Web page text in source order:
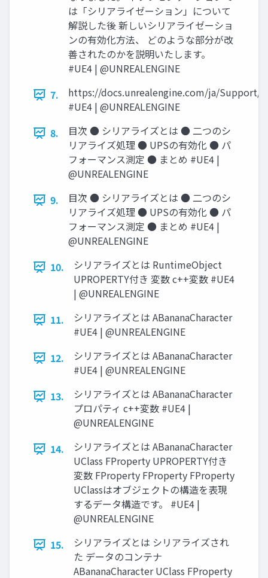
は「シリアライゼーション」について
解説した後 新しいシリアライゼーショ
ンの有効化方法、 どのような部分が改
善されたのかを説明いたします。
#UE4 | @UNREALENGINE
7.
https://docs.unrealengine.com/ja/Support/
#UE4 | @UNREALENGINE
8.
目次 ● シリアライズとは ● 二つのシ
リアライズ処理 ● UPSの有効化 ● パ
フォーマンス測定 ● まとめ #UE4 |
@UNREALENGINE
9.
目次 ● シリアライズとは ● 二つのシ
リアライズ処理 ● UPSの有効化 ● パ
フォーマンス測定 ● まとめ #UE4 |
@UNREALENGINE
10.
シリアライズとは RuntimeObject
UPROPERTY付き 変数 c++変数 #UE4
| @UNREALENGINE
11.
シリアライズとは ABananaCharacter
#UE4 | @UNREALENGINE
12.
シリアライズとは ABananaCharacter
#UE4 | @UNREALENGINE
13.
シリアライズとは ABananaCharacter
プロパティ c++変数 #UE4 |
@UNREALENGINE
14.
シリアライズとは ABananaCharacter
UClass FProperty UPROPERTY付き
変数 FProperty FProperty FProperty
UClassはオブジェクトの構造を表現
するデータ構造です。 #UE4 |
@UNREALENGINE
15.
シリアライズとは シリアライズされ
た データのコンテナ
ABananaCharacter UClass FProperty